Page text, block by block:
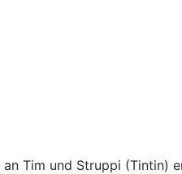
Tim und Struppi (Tintin)